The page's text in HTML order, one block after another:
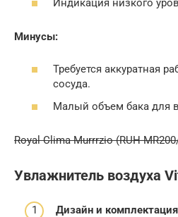
Индикация низкого
Минусы:
Требуется аккуратная
сосуда.
Малый объем бака для
Royal Clima Murrrzio (RUH-
Увлажнитель воздуха
Дизайн и